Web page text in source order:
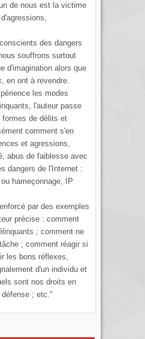
de nous est la victime
des dangers
souffrons surtout
d'imagination alors que
en ont à revendre.
les modes
l'auteur passe
de délits et
comment s'en
et agressions,
abus de faiblesse avec
dangers de l'Internet :
hameçonnage, IP
par des exemples
précise : comment
; comment ne
; comment réagir si
les bons réflexes,
d'un individu et
sont nos droits en
; etc."